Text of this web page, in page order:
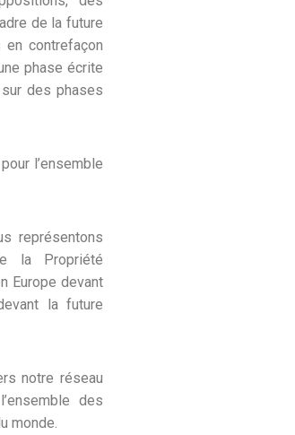
de la future
contrefaçon
phase écrite
des phases
l’ensemble
représentons
la Propriété
Europe devant
la future
notre réseau
des
monde.